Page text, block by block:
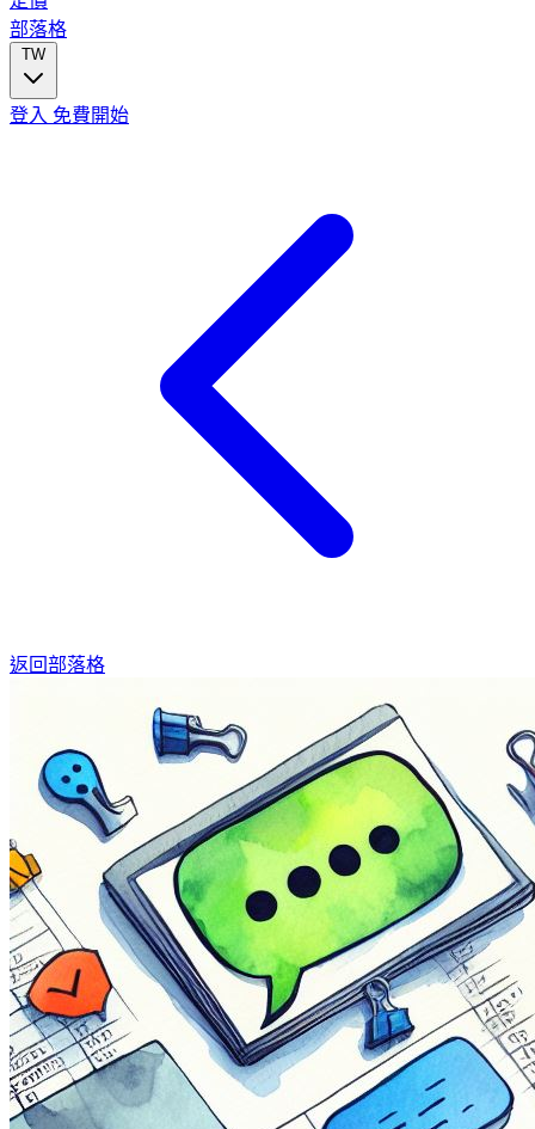
部落格
TW
登入 免費開始
返回部落格